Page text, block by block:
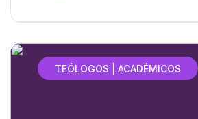
TEÓLOGOS | ACADÉMICOS